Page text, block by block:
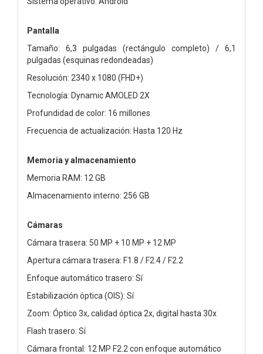
Pantalla
Tamaño: 6,3 pulgadas (rectángulo completo) / 6,1
pulgadas (esquinas redondeadas)
Resolución: 2340 x 1080 (FHD+)
Tecnología: Dynamic AMOLED 2X
Profundidad de color: 16 millones
Frecuencia de actualización: Hasta 120 Hz
Memoria y almacenamiento
Memoria RAM: 12 GB
Almacenamiento interno: 256 GB
Cámaras
Cámara trasera: 50 MP + 10 MP + 12 MP
Apertura cámara trasera: F1.8 / F2.4 / F2.2
Enfoque automático trasero: Sí
Estabilización óptica (OIS): Sí
Zoom: Óptico 3x, calidad óptica 2x, digital hasta 30x
Flash trasero: Sí
Cámara frontal: 12 MP F2.2 con enfoque automático